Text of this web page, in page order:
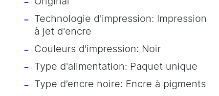
Technologie d'impression: Impression
à jet d'encre
Couleurs d'impression: Noir
Type d'alimentation: Paquet unique
Type d’encre noire: Encre à pigments